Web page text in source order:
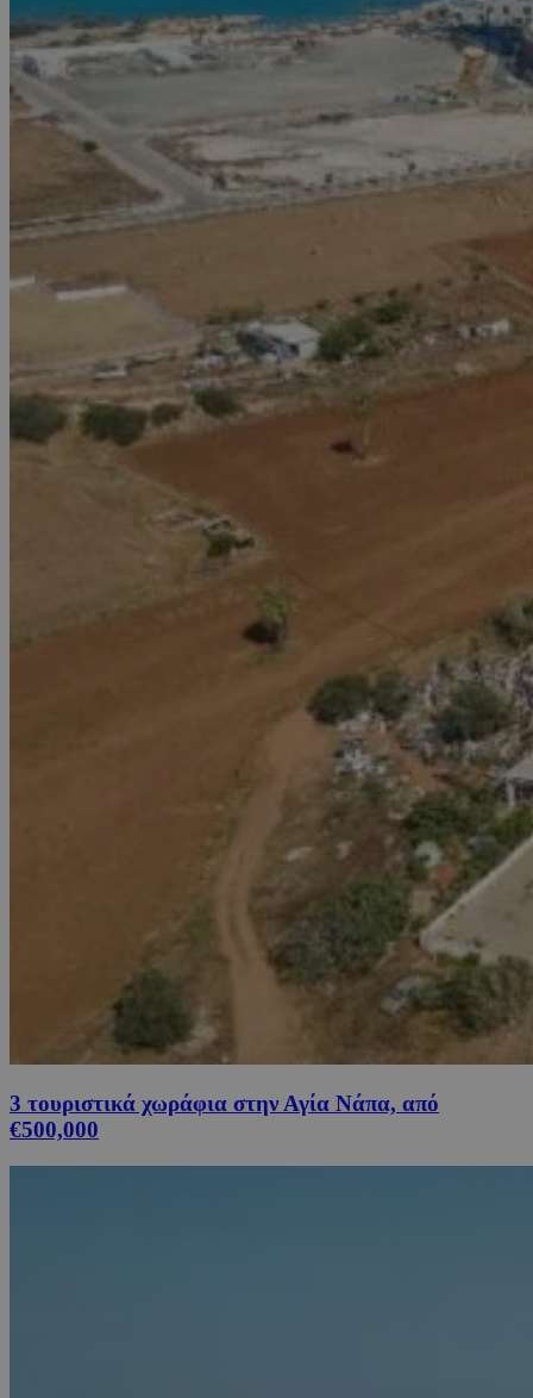
3 τουριστικά χωράφια στην Αγία Νάπα, από
€500,000